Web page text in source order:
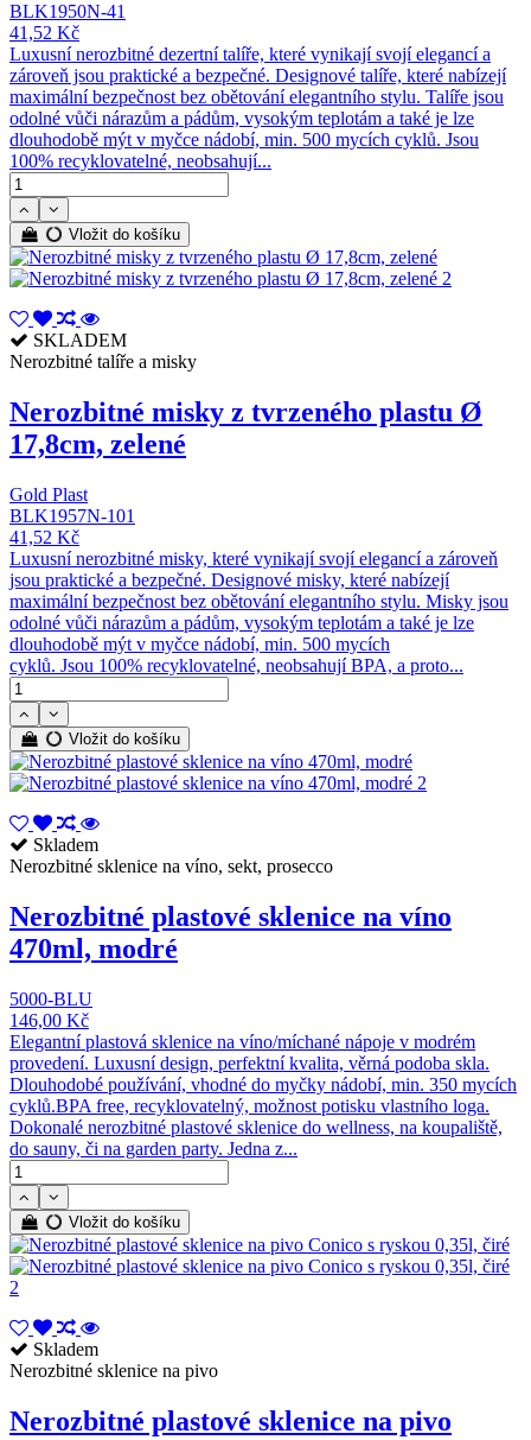
BLK1950N-41
41,52 Kč
Luxusní nerozbitné dezertní talíře, které vynikají svojí elegancí a
zároveň jsou praktické a bezpečné. Designové talíře, které nabízejí
maximální bezpečnost bez obětování elegantního stylu. Talíře jsou
odolné vůči nárazům a pádům, vysokým teplotám a také je lze
dlouhodobě mýt v myčce nádobí, min. 500 mycích cyklů. Jsou
100% recyklovatelné, neobsahují...
Vložit do košíku
SKLADEM
Nerozbitné talíře a misky
Nerozbitné misky z tvrzeného plastu Ø
17,8cm, zelené
Gold Plast
BLK1957N-101
41,52 Kč
Luxusní nerozbitné misky, které vynikají svojí elegancí a zároveň
jsou praktické a bezpečné. Designové misky, které nabízejí
maximální bezpečnost bez obětování elegantního stylu. Misky jsou
odolné vůči nárazům a pádům, vysokým teplotám a také je lze
dlouhodobě mýt v myčce nádobí, min. 500 mycích
cyklů. Jsou 100% recyklovatelné, neobsahují BPA, a proto...
Vložit do košíku
Skladem
Nerozbitné sklenice na víno, sekt, prosecco
Nerozbitné plastové sklenice na víno
470ml, modré
5000-BLU
146,00 Kč
Elegantní plastová sklenice na víno/míchané nápoje v modrém
provedení. Luxusní design, perfektní kvalita, věrná podoba skla.
Dlouhodobé používání, vhodné do myčky nádobí, min. 350 mycích
cyklů.BPA free, recyklovatelný, možnost potisku vlastního loga.
Dokonalé nerozbitné plastové sklenice do wellness, na koupaliště,
do sauny, či na garden party. Jedna z...
Vložit do košíku
Skladem
Nerozbitné sklenice na pivo
Nerozbitné plastové sklenice na pivo